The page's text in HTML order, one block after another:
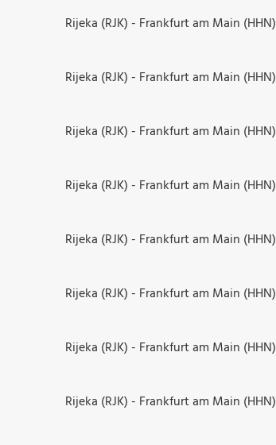
Rijeka (RJK) - Frankfurt am Main (HHN)
Rijeka (RJK) - Frankfurt am Main (HHN)
Rijeka (RJK) - Frankfurt am Main (HHN)
Rijeka (RJK) - Frankfurt am Main (HHN)
Rijeka (RJK) - Frankfurt am Main (HHN)
Rijeka (RJK) - Frankfurt am Main (HHN)
Rijeka (RJK) - Frankfurt am Main (HHN)
Rijeka (RJK) - Frankfurt am Main (HHN)